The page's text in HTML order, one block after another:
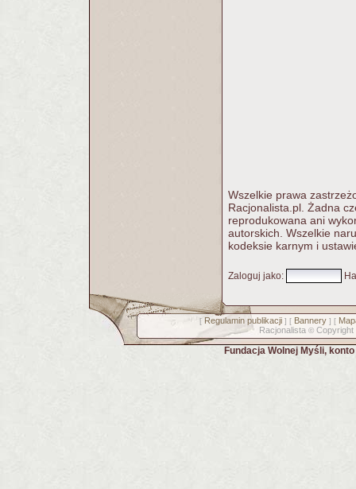
Wszelkie prawa
Racjonalista.pl. Żadna
reprodukowana ani
autorskich. Wszelkie
kodeksie karnym i
Zaloguj jako:
[ Regulamin publikacji] [ Bannery] [
Racjonalista © Copyright
Fundacja Wolnej Myśli,